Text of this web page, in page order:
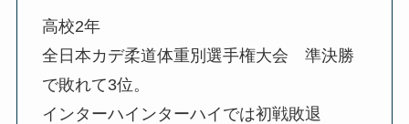
高校2年
全日本カデ柔道体重別選手権大会 準決勝
で敗れて3位。
インターハインターハイでは初戦敗退